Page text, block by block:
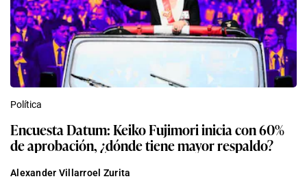
Política
Encuesta Datum: Keiko Fujimori inicia con 60%
de aprobación, ¿dónde tiene mayor respaldo?
Alexander Villarroel Zurita